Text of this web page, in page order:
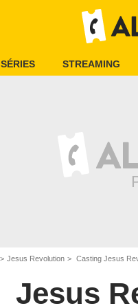
SÉRIES STREAMING
Jesus Revolution Casting Jesus
Jesus